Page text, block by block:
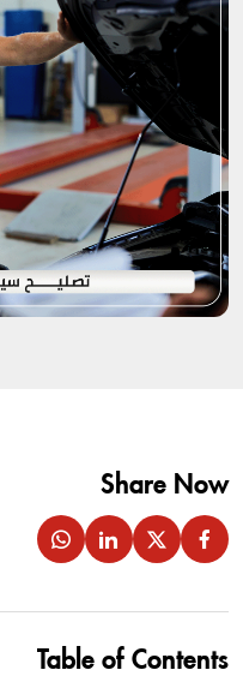
Share Now
Table of Contents